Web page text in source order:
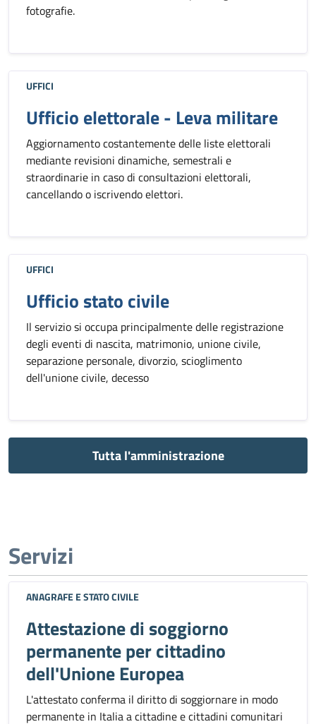
fotografie.
UFFICI
Ufficio elettorale - Leva militare
Aggiornamento costantemente delle liste elettorali
mediante revisioni dinamiche, semestrali e
straordinarie in caso di consultazioni elettorali,
cancellando o iscrivendo elettori.
UFFICI
Ufficio stato civile
Il servizio si occupa principalmente delle registrazione
degli eventi di nascita, matrimonio, unione civile,
separazione personale, divorzio, scioglimento
dell'unione civile, decesso
Tutta l'amministrazione
Servizi
ANAGRAFE E STATO CIVILE
Attestazione di soggiorno
permanente per cittadino
dell'Unione Europea
L'attestato conferma il diritto di soggiornare in modo
permanente in Italia a cittadine e cittadini comunitari